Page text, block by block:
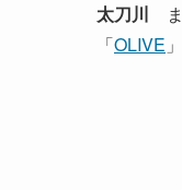
太刀川
「OLIVE